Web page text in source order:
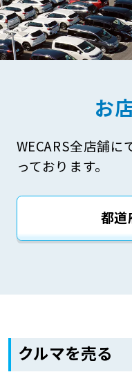
お
WECARS全店舗
っております。
都道
クルマを売る